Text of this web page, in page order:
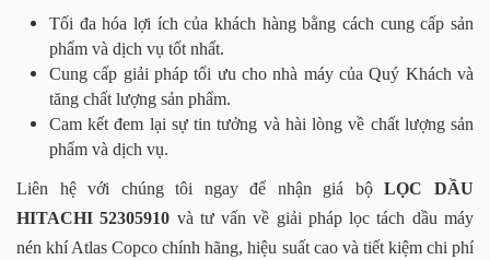
Tối đa hóa lợi ích của khách hàng bằng cách cung cấp sản
phẩm và dịch vụ tốt nhất.
Cung cấp giải pháp tối ưu cho nhà máy của Quý Khách và
tăng chất lượng sản phẩm.
Cam kết đem lại sự tin tưởng và hài lòng về chất lượng sản
phẩm và dịch vụ.
Liên hệ với chúng tôi ngay để nhận giá bộLỌC DẦU
HITACHI 52305910 và tư vấn về giải pháp lọc tách dầu máy
nén khí Atlas Copco chính hãng, hiệu suất cao và tiết kiệm chi phí